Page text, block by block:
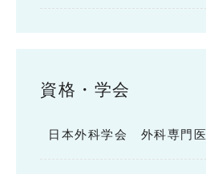
資格・学会
日本外科学会 外科専門医